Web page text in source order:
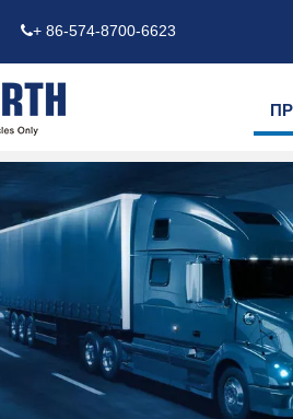
+ 86-574-8700-6623